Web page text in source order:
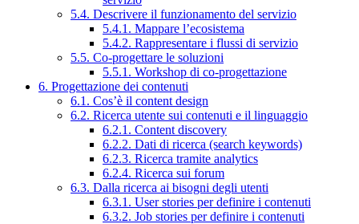
5.4. Descrivere il funzionamento del servizio
5.4.1. Mappare l’ecosistema
5.4.2. Rappresentare i flussi di servizio
5.5. Co-progettare le soluzioni
5.5.1. Workshop di co-progettazione
6. Progettazione dei contenuti
6.1. Cos’è il content design
6.2. Ricerca utente sui contenuti e il linguaggio
6.2.1. Content discovery
6.2.2. Dati di ricerca (search keywords)
6.2.3. Ricerca tramite analytics
6.2.4. Ricerca sui forum
6.3. Dalla ricerca ai bisogni degli utenti
6.3.1. User stories per definire i contenuti
6.3.2. Job stories per definire i contenuti